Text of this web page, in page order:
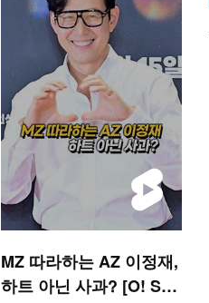
MZ 따라하는 AZ 이정재,
하트 아닌 사과? [O! STA